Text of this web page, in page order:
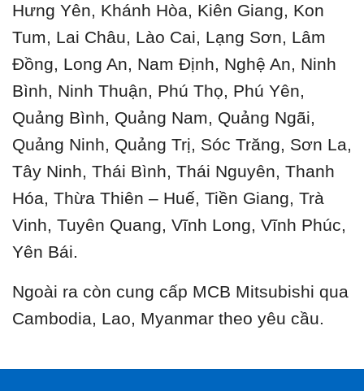
Hưng Yên, Khánh Hòa, Kiên Giang, Kon
Tum, Lai Châu, Lào Cai, Lạng Sơn, Lâm
Đồng, Long An, Nam Định, Nghệ An, Ninh
Bình, Ninh Thuận, Phú Thọ, Phú Yên,
Quảng Bình, Quảng Nam, Quảng Ngãi,
Quảng Ninh, Quảng Trị, Sóc Trăng, Sơn La,
Tây Ninh, Thái Bình, Thái Nguyên, Thanh
Hóa, Thừa Thiên – Huế, Tiền Giang, Trà
Vinh, Tuyên Quang, Vĩnh Long, Vĩnh Phúc,
Yên Bái.
Ngoài ra còn cung cấp MCB Mitsubishi qua
Cambodia, Lao, Myanmar theo yêu cầu.